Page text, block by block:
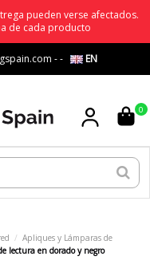
pueden verse afectados.
de cada producto
-- EN
0
Apliques y Lámparas de
lectura en dorado y negro